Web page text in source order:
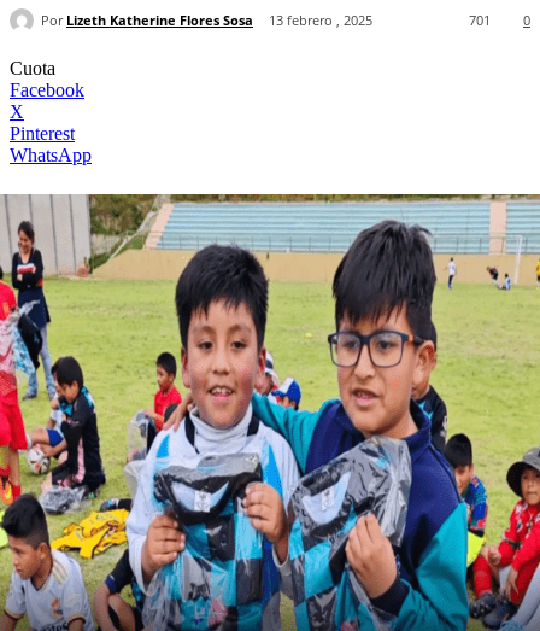
Por Lizeth Katherine Flores Sosa 13 febrero , 2025 0
701
Cuota
Facebook
X
Pinterest
WhatsApp